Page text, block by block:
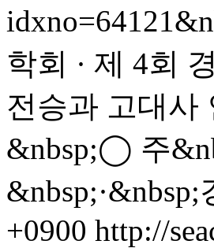
학회 · 제 4회
전승과 고대사
&nbsp;◯ 주
&nbsp;·&nbsp;
+0900 http://